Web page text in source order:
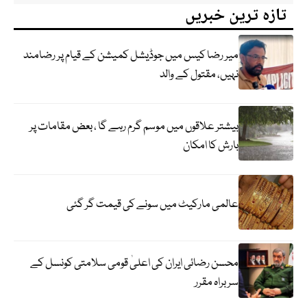
تازہ ترین خبریں
میر رضا کیس میں جوڈیشل کمیشن کے قیام پر رضامند
نہیں، مقتول کے والد
بیشتر علاقوں میں موسم گرم رہے گا ، بعض مقامات پر
بارش کا امکان
عالمی مارکیٹ میں سونے کی قیمت گر گئی
محسن رضائی ایران کی اعلیٰ قومی سلامتی کونسل کے
سربراہ مقرر